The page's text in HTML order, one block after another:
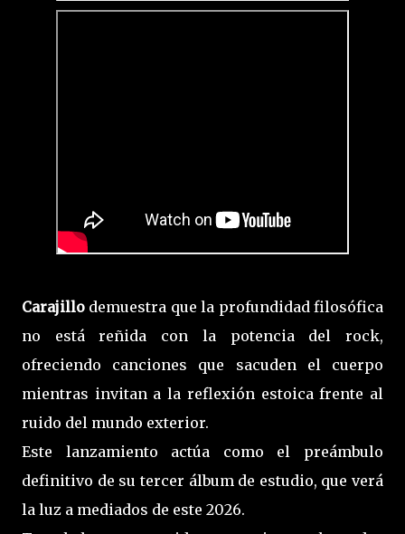
Carajillo demuestra que la profundidad filosófica
no está reñida con la potencia del rock,
ofreciendo canciones que sacuden el cuerpo
mientras invitan a la reflexión estoica frente al
ruido del mundo exterior.
Este lanzamiento actúa como el preámbulo
definitivo de su tercer álbum de estudio, que verá
la luz a mediados de este 2026.